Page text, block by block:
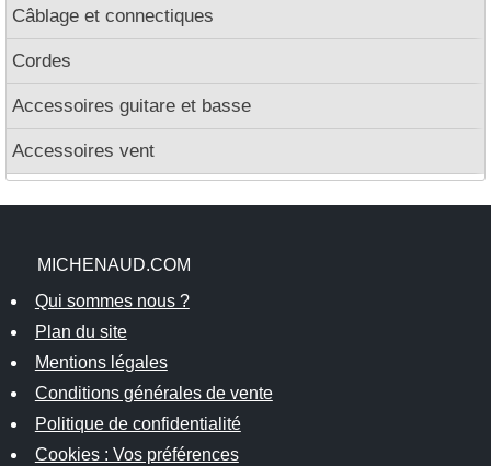
Câblage et connectiques
Cordes
Accessoires guitare et basse
Accessoires vent
MICHENAUD.COM
Qui sommes nous ?
Plan du site
Mentions légales
Conditions générales de vente
Politique de confidentialité
Cookies : Vos préférences